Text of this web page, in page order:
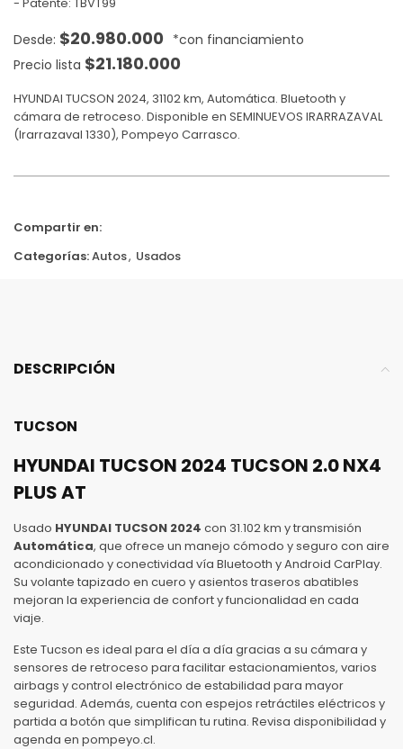
$20.980.000
Precio lista $21.180.000
HYUNDAI TUCSON 2024, 31102 km, Automática. Bluetooth y
cámara de retroceso. Disponible en SEMINUEVOS IRARRAZAVAL
(Irarrazaval 1330), Pompeyo Carrasco.
Compartir en:
Categorías:Autos, Usados
DESCRIPCIÓN
TUCSON
HYUNDAI TUCSON 2024 TUCSON 2.0 NX4
PLUS AT
Usado HYUNDAI TUCSON 2024 con 31.102 km y transmisión
Automática, que ofrece un manejo cómodo y seguro con aire
acondicionado y conectividad vía Bluetooth y Android CarPlay.
Su volante tapizado en cuero y asientos traseros abatibles
mejoran la experiencia de confort y funcionalidad en cada
viaje.
Este Tucson es ideal para el día a día gracias a su cámara y
sensores de retroceso para facilitar estacionamientos, varios
airbags y control electrónico de estabilidad para mayor
seguridad. Además, cuenta con espejos retráctiles eléctricos y
partida a botón que simplifican tu rutina. Revisa disponibilidad y
agenda en pompeyo.cl.